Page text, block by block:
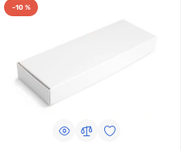
-10 %